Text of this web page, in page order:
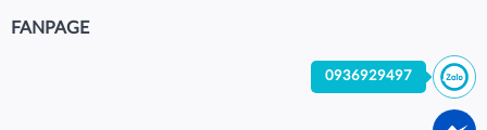
FANPAGE
0936929497